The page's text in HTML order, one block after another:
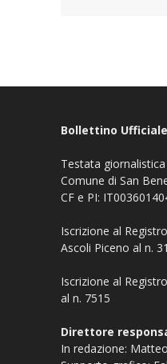
Bollettino
Testata
Comune di San
CF e PI:
Iscrizione al
Ascoli Piceno al n.
Iscrizione al
al n. 7515
Direttore
In redazione: